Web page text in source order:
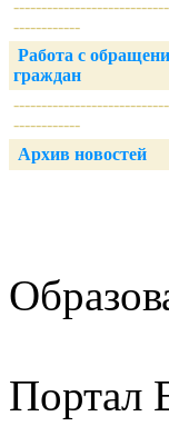
------------
Работа с
граждан
------------
Архив новостей
Портал